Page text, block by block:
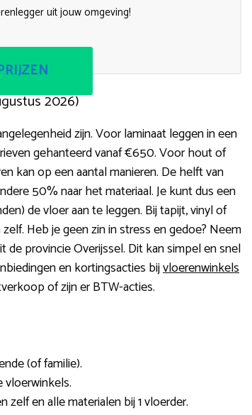
uit jouw omgeving!
2026)
zijn. Voor laminaat leggen in een
gehanteerd vanaf €650. Voor hout of
kan op een aantal manieren. De helft van
50% naar het materiaal. Je kunt dus een
de vloer aan te leggen. Bij tapijt, vinyl of
Heb je geen zin in stress en gedoe? Neem
provincie Overijssel. Dit kan simpel en snel
en kortingsacties bijvloerenwinkels
of zijn er BTW-acties.
(of familie).
vloerwinkels.
zelf en alle materialen bij 1 vloerder.